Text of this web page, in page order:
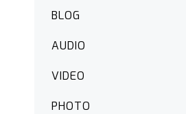
BLOG
AUDIO
VIDEO
PHOTO